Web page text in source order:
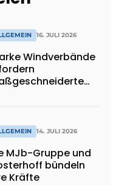
16. JULI 2026
Windverbände
14. JULI 2026
MJb-Gruppe und
bündeln
Kräfte